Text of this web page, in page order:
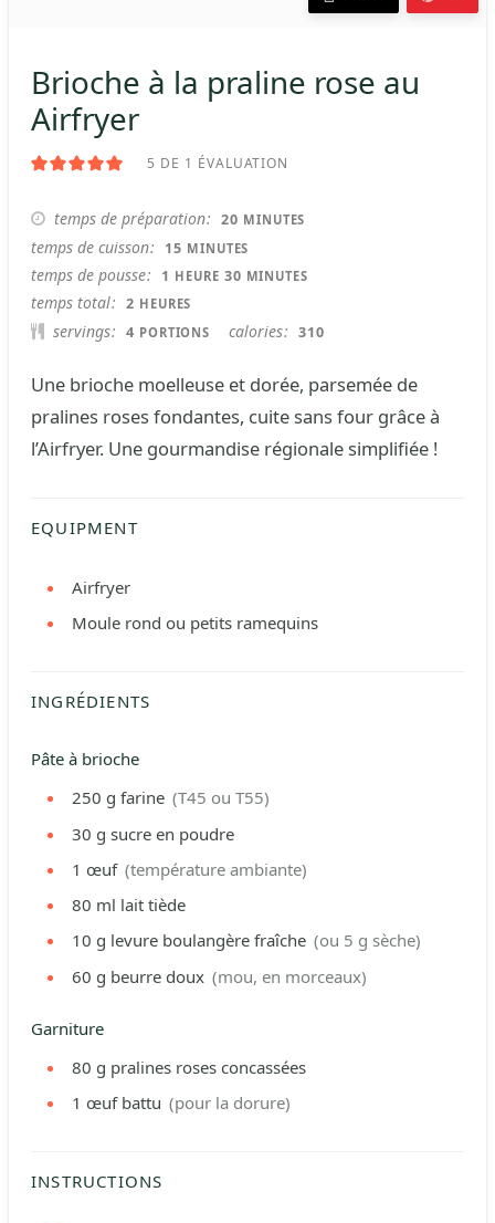
Brioche à la praline rose au
Airfryer
5 DE 1 ÉVALUATION
temps de préparation 20 MINUTES
MINUTES
temps de cuisson 15 MINUTES
MINUTES
temps de pousse 1 HEURE
HEURE 30MINUTES
MINUTES
temps total 2 HEURES
HEURES
servings 4 PORTIONS calories 310
Une brioche moelleuse et dorée, parsemée de
pralines roses fondantes, cuite sans four grâce à
l’Airfryer. Une gourmandise régionale simplifiée !
EQUIPMENT
Airfryer
Moule rond ou petits ramequins
INGRÉDIENTS
Pâte à brioche
250 g farine (T45 ou T55)
30 g sucre en poudre
1 œuf (température ambiante)
80 ml lait tiède
10 g levure boulangère fraîche (ou 5 g sèche)
60 g beurre doux (mou, en morceaux)
Garniture
80 g pralines roses concassées
1 œuf battu (pour la dorure)
INSTRUCTIONS